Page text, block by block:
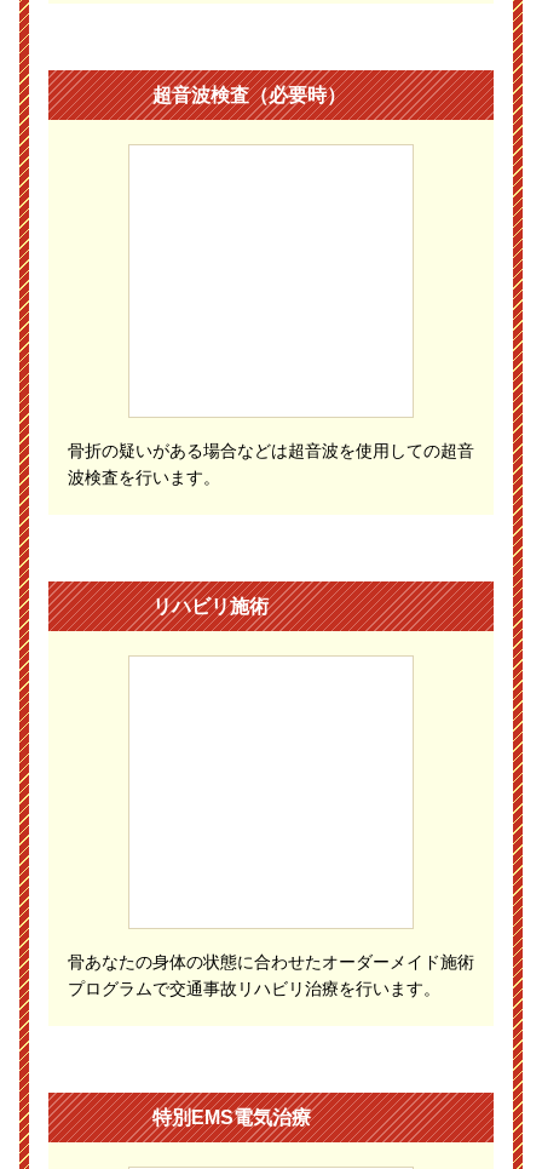
超音波検査（必要時）
骨折の疑いがある場合などは超音波を使用しての超音
波検査を行います。
リハビリ施術
骨あなたの身体の状態に合わせたオーダーメイド施術
プログラムで交通事故リハビリ治療を行います。
特別EMS電気治療